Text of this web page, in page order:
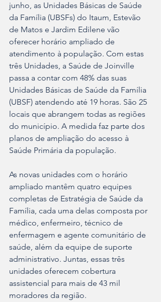
junho, as Unidades Básicas de Saúde
da Família (UBSFs) do Itaum, Estevão
de Matos e Jardim Edilene vão
oferecer horário ampliado de
atendimento à população. Com estas
três Unidades, a Saúde de Joinville
passa a contar com 48% das suas
Unidades Básicas de Saúde da Família
(UBSF) atendendo até 19 horas. São 25
locais que abrangem todas as regiões
do município. A medida faz parte dos
planos de ampliação do acesso à
Saúde Primária da população.
As novas unidades com o horário
ampliado mantêm quatro equipes
completas de Estratégia de Saúde da
Família, cada uma delas composta por
médico, enfermeiro, técnico de
enfermagem e agente comunitário de
saúde, além da equipe de suporte
administrativo. Juntas, essas três
unidades oferecem cobertura
assistencial para mais de 43 mil
moradores da região.